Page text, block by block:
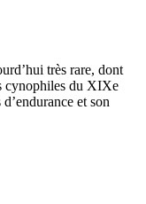
très rare, dont
cynophiles du XIXe
et son